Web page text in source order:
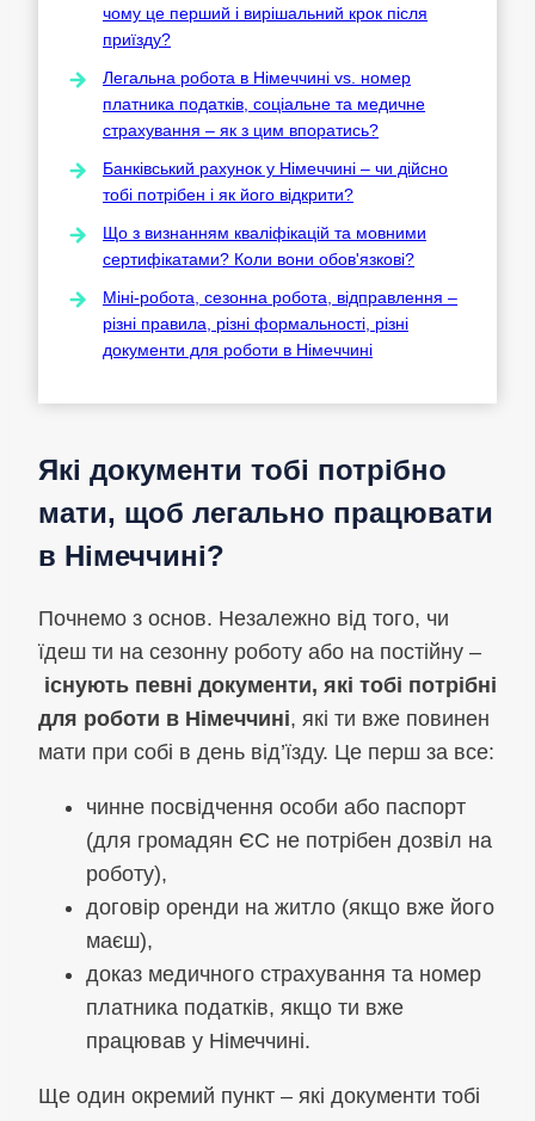
чому це перший і вирішальний крок після
приїзду?
Легальна робота в Німеччині vs. номер
платника податків, соціальне та медичне
страхування – як з цим впоратись?
Банківський рахунок у Німеччині – чи дійсно
тобі потрібен і як його відкрити?
Що з визнанням кваліфікацій та мовними
сертифікатами? Коли вони обов'язкові?
Міні-робота, сезонна робота, відправлення –
різні правила, різні формальності, різні
документи для роботи в Німеччині
Які документи тобі потрібно
мати, щоб легально працювати
в Німеччині?
Почнемо з основ. Незалежно від того, чи
їдеш ти на сезонну роботу або на постійну –
існують певні документи, які тобі потрібні
для роботи в Німеччині, які ти вже повинен
мати при собі в день від’їзду. Це перш за все:
чинне посвідчення особи або паспорт
(для громадян ЄС не потрібен дозвіл на
роботу),
договір оренди на житло (якщо вже його
маєш),
доказ медичного страхування та номер
платника податків, якщо ти вже
працював у Німеччині.
Ще один окремий пункт – які документи тобі